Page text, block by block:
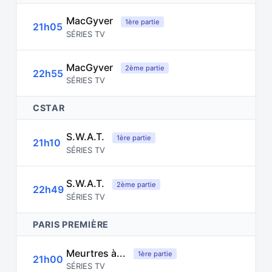
21h05 MacGyver 1ère partie
SÉRIES TV
22h55 MacGyver 2ème partie
SÉRIES TV
CSTAR
21h10 S.W.A.T. 1ère partie
SÉRIES TV
22h49 S.W.A.T. 2ème partie
SÉRIES TV
PARIS PREMIÈRE
21h00 Meurtres à... 1ère partie
SÉRIES TV